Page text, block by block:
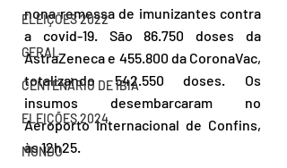
ELEIÇÕES 2022
GERAL
CENTENÁRIO DE IBIÁ
ELEIÇÕES 2024
MUNDO
nona remessa de imunizantes contra
a covid-19. São 86.750 doses da
AstraZeneca e 455.800 da CoronaVac,
totalizando 542.550 doses. Os
insumos desembarcaram no
Aeroporto Internacional de Confins,
às 12h25.